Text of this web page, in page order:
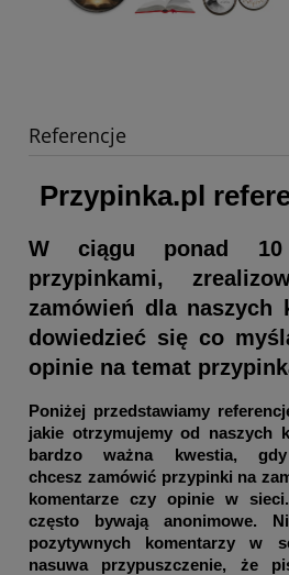
Referencje
Przypinka.pl
W ciągu ponad
przypinkami,
zamówień dla naszych
dowiedzieć się co
opinie na temat
Poniżej przedstawiamy
jakie otrzymujemy od naszych
bardzo ważna kwestia,
chcesz zamówić przypinki na
komentarze czy opinie w
często bywają anonimowe.
pozytywnych komentarzy w
nasuwa przypuszczenie, że